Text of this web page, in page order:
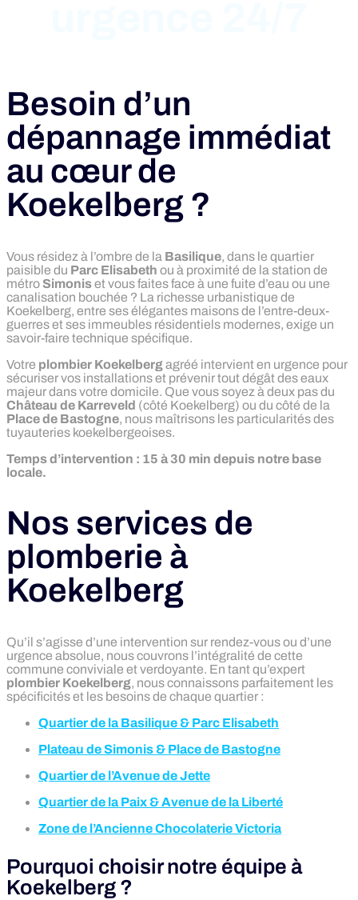
Besoin d’un
dépannage immédiat
au cœur de
Koekelberg ?
Vous résidez à l’ombre de la Basilique, dans le quartier
paisible du Parc Elisabeth ou à proximité de la station de
métro Simoniset vous faites face à une fuite d’eau ou une
canalisation bouchée ? La richesse urbanistique de
Koekelberg, entre ses élégantes maisons de l’entre-deux-
guerres et ses immeubles résidentiels modernes, exige un
savoir-faire technique spécifique.
Votre plombier Koekelbergagréé intervient en urgence pour
sécuriser vos installations et prévenir tout dégât des eaux
majeur dans votre domicile. Que vous soyez à deux pas du
Château de Karreveld (côté Koekelberg) ou du côté de la
Place de Bastogne, nous maîtrisons les particularités des
tuyauteries koekelbergeoises.
Temps d’intervention : 15 à 30 min depuis notre base
locale.
Nos services de
plomberie à
Koekelberg
Qu’il s’agisse d’une intervention sur rendez-vous ou d’une
urgence absolue, nous couvrons l’intégralité de cette
commune conviviale et verdoyante. En tant qu’expert
plombier Koekelberg, nous connaissons parfaitement les
spécificités et les besoins de chaque quartier :
Quartier de la Basilique & Parc Elisabeth
Plateau de Simonis & Place de Bastogne
Quartier de l’Avenue de Jette
Quartier de la Paix & Avenue de la Liberté
Zone de l’Ancienne Chocolaterie Victoria
Pourquoi choisir notre équipe à
Koekelberg ?